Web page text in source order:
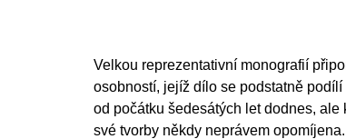
Velkou reprezentativní monografií
osobností, jejíž dílo se podstatně
od počátku šedesátých let dodnes,
své tvorby někdy neprávem